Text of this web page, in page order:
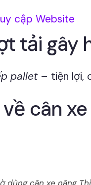
cập Website
tải gây
pallet– tiện lợi,
về cân
dùng cân xe nâng